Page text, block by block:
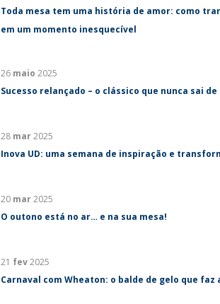
Toda mesa tem uma história de amor: como
em um momento inesquecível
26 maio 2025
Sucesso relançado – o clássico que nunca sai de
28 mar2025
Inova UD: uma semana de inspiração e
20 mar2025
O outono está no ar… e na sua mesa!
21 fev2025
Carnaval com Wheaton: o balde de gelo que